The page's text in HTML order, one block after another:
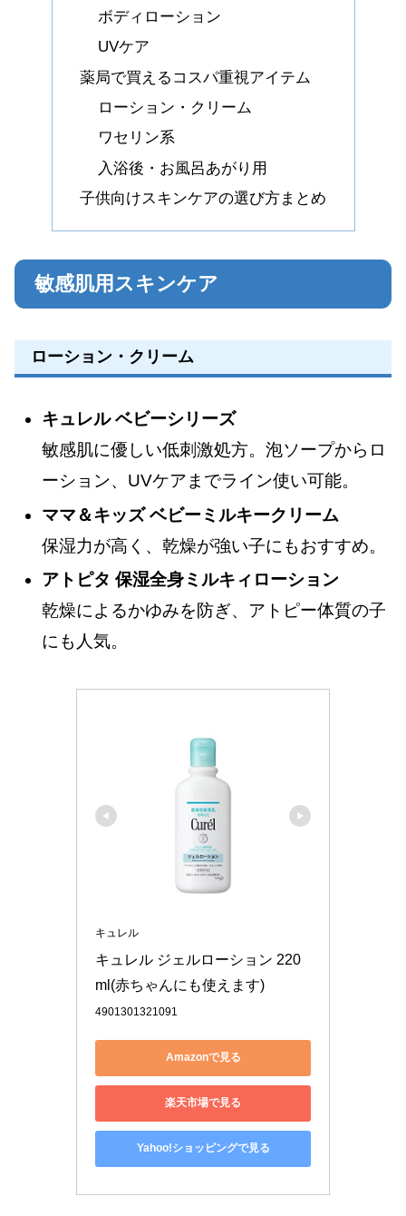
ボディローション
UVケア
薬局で買えるコスパ重視アイテム
ローション・クリーム
ワセリン系
入浴後・お風呂あがり用
子供向けスキンケアの選び方まとめ
敏感肌用スキンケア
ローション・クリーム
キュレル ベビーシリーズ
敏感肌に優しい低刺激処方。泡ソープからロ
ーション、UVケアまでライン使い可能。
ママ＆キッズ ベビーミルキークリーム
保湿力が高く、乾燥が強い子にもおすすめ。
アトピタ 保湿全身ミルキィローション
乾燥によるかゆみを防ぎ、アトピー体質の子
にも人気。
キュレル
キュレル ジェルローション 220
ml(赤ちゃんにも使えます)
4901301321091
Amazonで見る
楽天市場で見る
Yahoo!ショッピングで見る